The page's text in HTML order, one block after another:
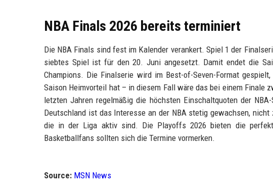
NBA Finals 2026 bereits terminiert
Die NBA Finals sind fest im Kalender verankert. Spiel 1 der
siebtes Spiel ist für den 20. Juni angesetzt. Damit endet die
Champions. Die Finalserie wird im Best-of-Seven-Format
Saison Heimvorteil hat – in diesem Fall wäre das bei einem Finale
letzten Jahren regelmäßig die höchsten Einschaltquoten der
Deutschland ist das Interesse an der NBA stetig gewachsen,
die in der Liga aktiv sind. Die Playoffs 2026 bieten die
Basketballfans sollten sich die Termine vormerken.
Source: MSN News